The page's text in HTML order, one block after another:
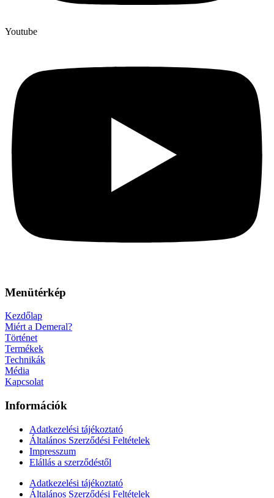
Youtube
Menütérkép
Kezdőlap
Miért a Demeral?
Történet
Termékek
Technikák
Média
Kapcsolat
Információk
Adatkezelési tájékoztató
Általános Szerződési Feltételek
Impresszum
Elállás a szerződéstől
Adatkezelési tájékoztató
Általános Szerződési Feltételek